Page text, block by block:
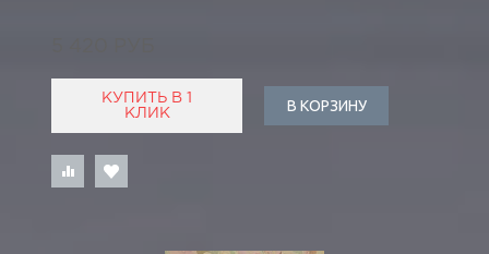
КУПИТЬ В 1
КЛИК
В КОРЗИНУ